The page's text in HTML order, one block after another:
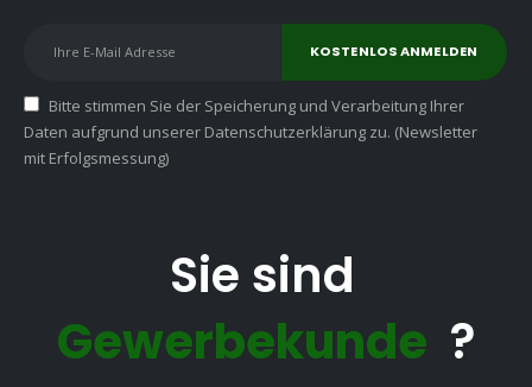
Bitte stimmen Sie der Speicherung und Verarbeitung Ihrer
Daten aufgrund unserer Datenschutzerklärung zu. (Newsletter
mit Erfolgsmessung)
Sie sind
Gewerbekunde ?